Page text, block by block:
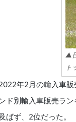
▲
ト
年2月の輸入車販
ド別輸入車販売ラ
ばず、2位だった。